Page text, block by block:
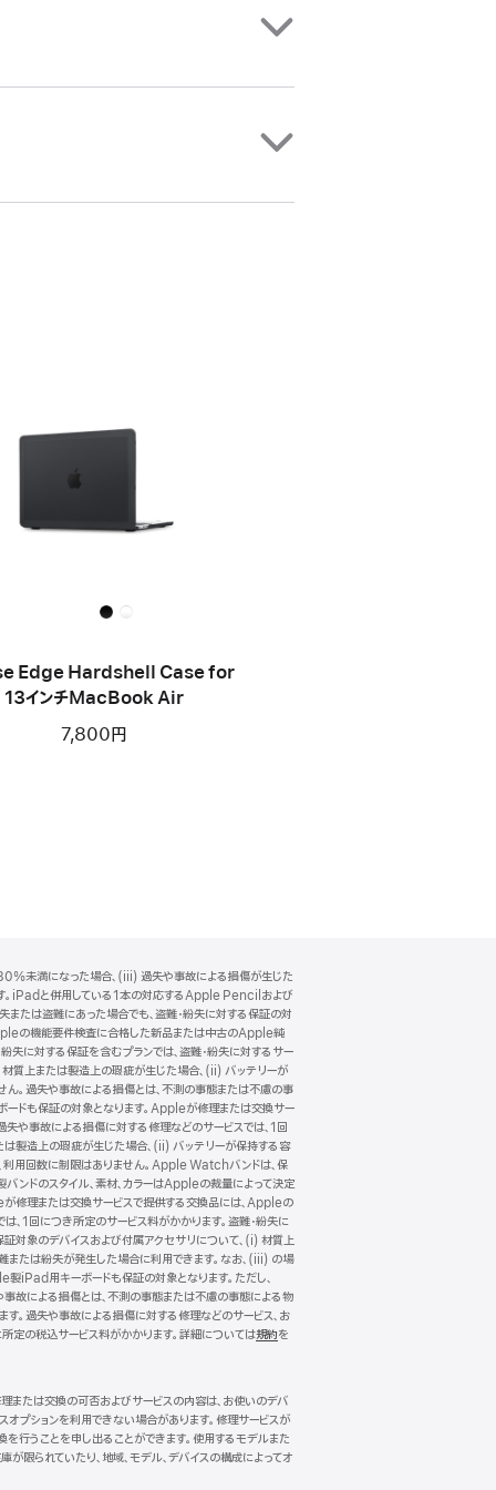
Edge Hardshell Case for
13インチMacBook Air
7,800円
未満になった場合、(iii) 過失や事故による損傷が生じた
。iPadと併用している1本の対応するApple Pencilおよび
は盗難にあった場合でも、盗難・紛失に対する保証の対
の機能要件検査に合格した新品または中古のApple純
失に対する保証を含むプランでは、盗難・紛失に対するサー
材質上または製造上の瑕疵が生じた場合、(ii) バッテリーが
。過失や事故による損傷とは、不測の事態または不慮の事
ドも保証の対象となります。Appleが修理または交換サー
や事故による損傷に対する修理などのサービスでは、1回
は製造上の瑕疵が生じた場合、(ii) バッテリーが保持する容
用回数に制限はありません。Apple Watchバンドは、保
ドのスタイル、素材、カラーはAppleの裁量によって決定
修理または交換サービスで提供する交換品には、Appleの
1回につき所定のサービス料がかかります。盗難・紛失に
証対象のデバイスおよび付属アクセサリについて、(i) 材質上
たは紛失が発生した場合に利用できます。なお、(iii) の場
用キーボードも保証の対象となります。ただし、
故による損傷とは、不測の事態または不慮の事態による物
過失や事故による損傷に対する修理などのサービス、お
定の税込サービス料がかかります。詳細については規約（新
ン
ド
ウ
で
を
たは交換の可否およびサービスの内容は、お使いのデバ
プションを利用できない場合があります。修理サービスが
行うことを申し出ることができます。使用するモデルまた
限られていたり、地域、モデル、デバイスの構成によってオ